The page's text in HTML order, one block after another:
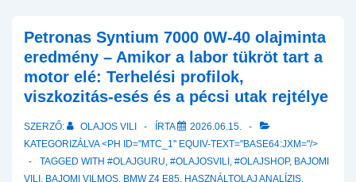
Petronas Syntium 7000 0W-40 olajminta
eredmény – Amikor a labor tükröt tart a
motor elé: Terhelési profilok,
viszkozitás-esés és a pécsi utak rejtélye
SZERZŐ: OLAJOS VILI ÍRTA
2026.06.15.
KATEGORIZÁLVA <PH ID="MTC_1" EQUIV-TEXT="BASE64:JXM="/>
TAGGED WITH #OLAJGURU, #OLAJOSVILI , #OLAJSHOP, BAJOMI
VILI , BAJOMI VILMOS, BMW Z4 E85, HASZNÁLTOLAJ ANALÍZIS,